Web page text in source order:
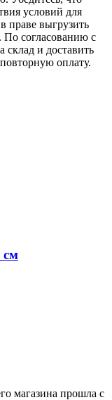
условий для
праве выгрузить
По согласованию с
и доставить
оплату.
магазина прошла с